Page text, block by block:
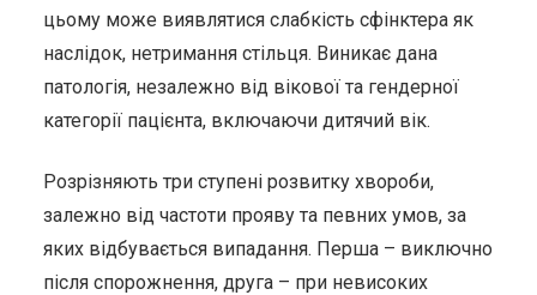
цьому може виявлятися слабкість сфінктера як
наслідок, нетримання стільця. Виникає дана
патологія, незалежно від вікової та гендерної
категорії пацієнта, включаючи дитячий вік.
Розрізняють три ступені розвитку хвороби,
залежно від частоти прояву та певних умов, за
яких відбувається випадання. Перша – виключно
після спорожнення, друга – при невисоких